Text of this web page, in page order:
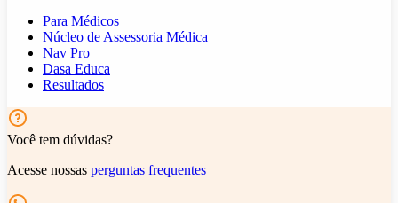
Para Médicos
Núcleo de Assessoria Médica
Nav Pro
Dasa Educa
Resultados
Você tem dúvidas?
Acesse nossas perguntas frequentes